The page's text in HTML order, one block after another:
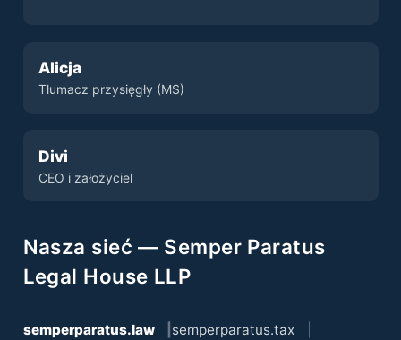
Alicja
Tłumacz przysięgły (MS)
Divi
CEO i założyciel
Nasza sieć — Semper Paratus
Legal House LLP
semperparatus.law semperparatus.tax